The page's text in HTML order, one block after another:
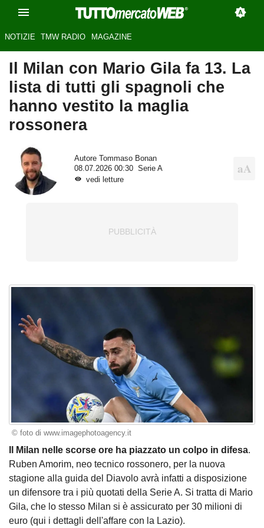
NOTIZIE TMW RADIO MAGAZINE
Il Milan con Mario Gila fa 13. La
lista di tutti gli spagnoli che
hanno vestito la maglia
rossonera
Autore
Tommaso Bonan
08.07.2026 00:30
Serie A
vedi letture
© foto di www.imagephotoagency.it
Il Milan nelle scorse ore ha piazzato un colpo in difesa.
Ruben Amorim, neo tecnico rossonero, per la nuova
stagione alla guida del Diavolo avrà infatti a disposizione
un difensore tra i più quotati della Serie A. Si tratta di Mario
Gila, che lo stesso Milan si è assicurato per 30 milioni di
euro (qui i dettagli dell'affare con la Lazio).